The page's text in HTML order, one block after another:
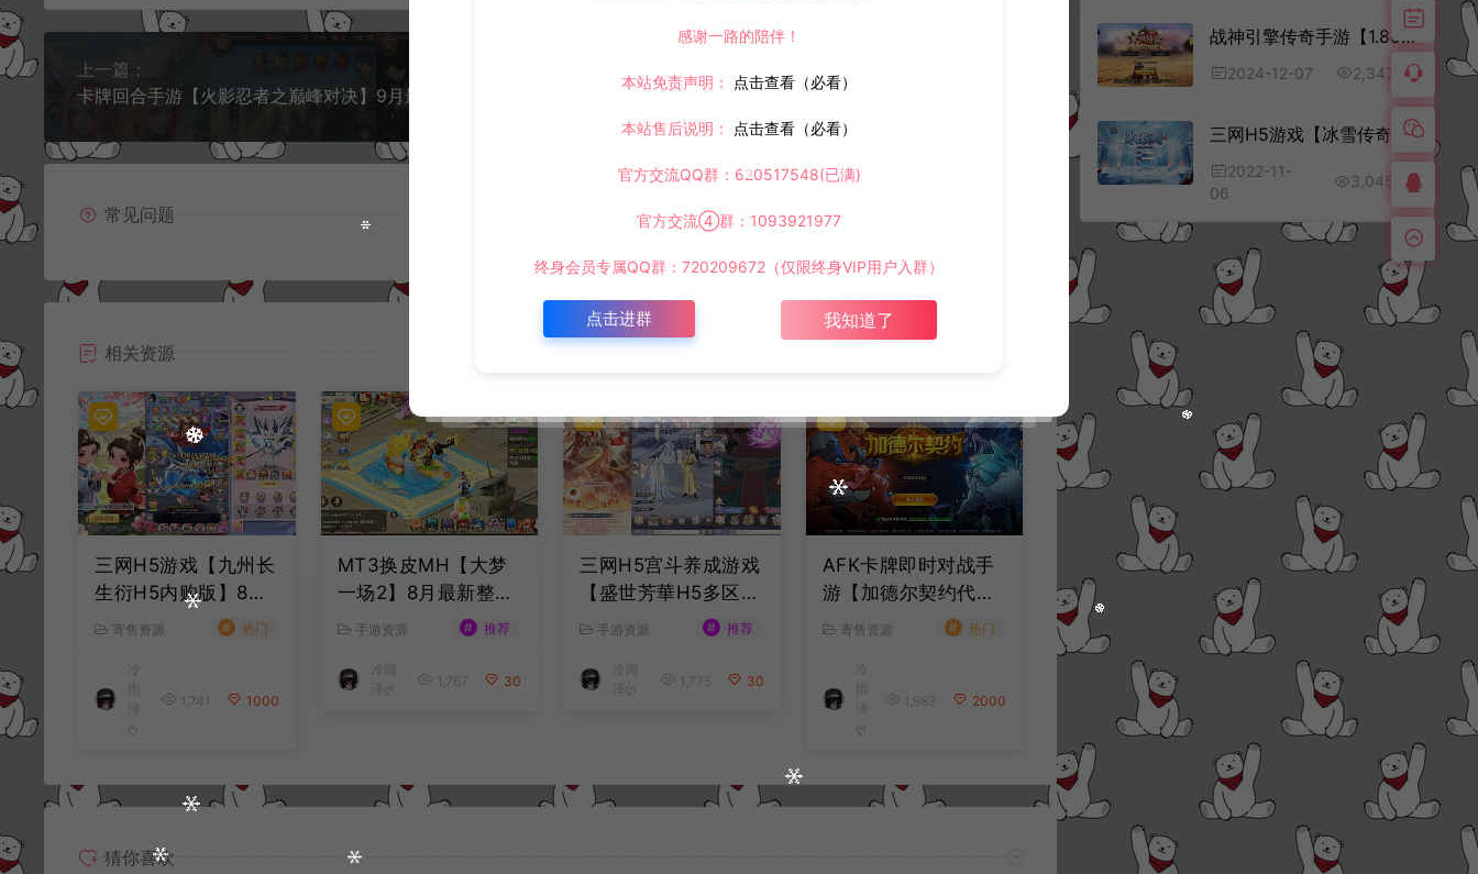
上一篇：
常见问题
相关资源
三网H5游戏【九州长
生衍H5内购版】8月
最新整理Linux手工
客户端+详细搭建教
程+视频教程
寄售资源 # 热门
泽
ღ
1,741 1000
MT3换皮MH【大梦
一场2】8月最新整理
Linux手工服务端+源
果双端+详细搭建教
手游资源 # 推荐
泽ღ
1,767 30
三网H5宫斗养成游戏
【盛世芳華H5多区跨
服代金券内购优化
ux手工服务端+CDK
手游资源 # 推荐
泽ღ
1,775 30
AFK卡牌即时对战手
游【加德尔契约代金
券内购修复版】8月
源码+CDK授权后台
+安卓苹果双端+详细
寄售资源 # 热门
泽
ღ
1,983 2000
猜你喜欢
战神引擎传奇手游【1.80新UI永恒传奇合击版】12月最新整理Win一键服务端+GM授权后台+安卓苹果双端+详细搭建教程+视频教程
2024-12-07 2,347
三网H5游戏【冰雪传奇H5打金版】11月最新整理Win一键服务端+两个大区+GM后台+详细搭建教程
2022-11-
06
3,045
感谢一路的陪伴！
本站免责声明： 点击查看（必看）
本站售后说明： 点击查看（必看）
官方交流QQ群：620517548(已满)
官方交流④群：1093921977
终身会员专属QQ群：720209672（仅限终身VIP用户入群）
点击进群 我知道了